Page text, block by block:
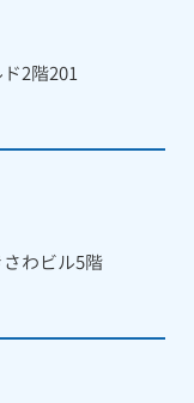
2階201
わビル5階